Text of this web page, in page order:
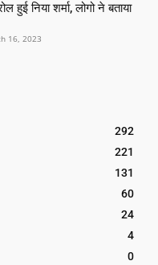
हुई निया शर्मा, लोगो ने बताया
16, 2023
292
221
131
60
24
4
0